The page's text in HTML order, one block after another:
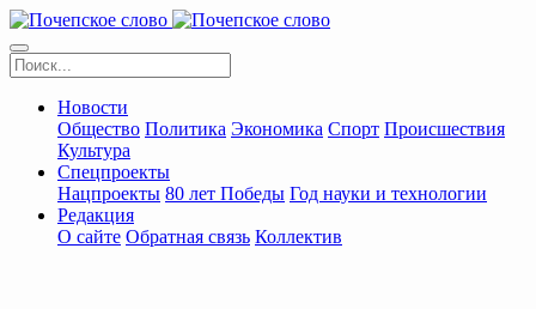
Новости
Общество Политика Экономика Спорт Происшествия
Культура
Спецпроекты
Нацпроекты 80 лет Победы Год науки и технологии
Редакция
О сайте Обратная связь Коллектив